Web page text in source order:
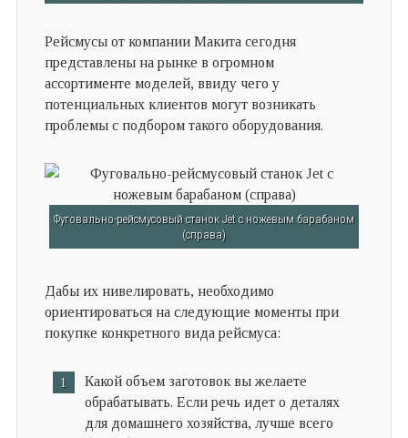
Рейсмусы от компании Макита сегодня
представлены на рынке в огромном
ассортименте моделей, ввиду чего у
потенциальных клиентов могут возникать
проблемы с подбором такого оборудования.
Фуговально-рейсмусовый станок Jet с ножевым барабаном
(справа)
Дабы их нивелировать, необходимо
ориентироваться на следующие моменты при
покупке конкретного вида рейсмуса:
Какой объем заготовок вы желаете
обрабатывать. Если речь идет о деталях
для домашнего хозяйства, лучше всего